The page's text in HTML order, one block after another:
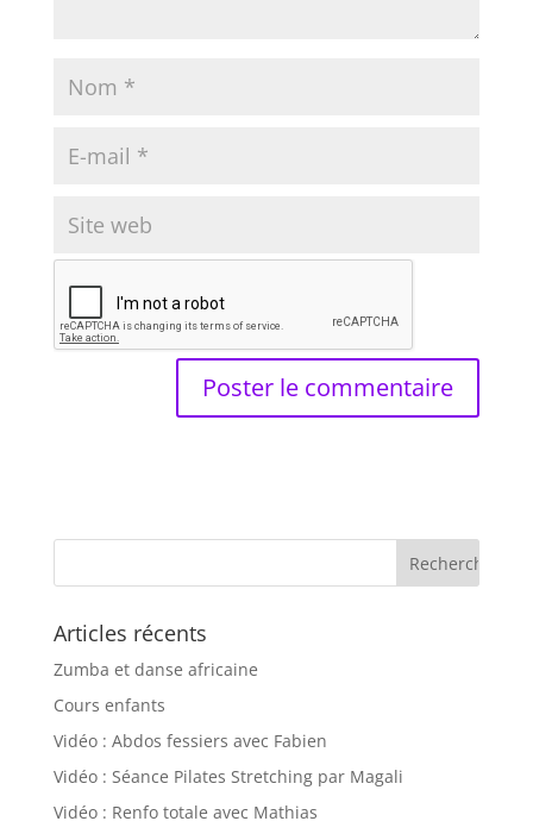
Articles récents
Zumba et danse africaine
Cours enfants
Vidéo : Abdos fessiers avec Fabien
Vidéo : Séance Pilates Stretching par Magali
Vidéo : Renfo totale avec Mathias